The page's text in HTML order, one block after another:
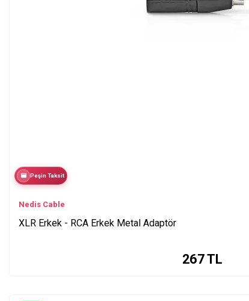
Peşin Taksit
Nedis Cable
XLR Erkek - RCA Erkek Metal Adaptör
267TL